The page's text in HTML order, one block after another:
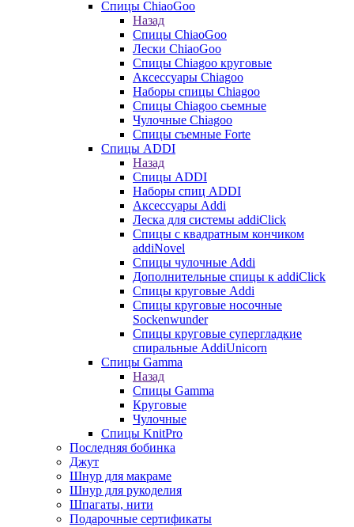
Спицы ChiaoGoo
Назад
Спицы ChiaoGoo
Лески ChiaoGoo
Cпицы Сhiagoo круговые
Аксессуары Chiagoo
Наборы спицы Chiagoo
Спицы Chiagoo сьемные
Чулочные Chiagoo
Спицы съемные Forte
Спицы ADDI
Назад
Спицы ADDI
Наборы спиц ADDI
Аксессуары Addi
Леска для системы addiClick
Спицы с квадратным кончиком
addiNovel
Спицы чулочные Addi
Дополнительные спицы к addiClick
Спицы круговые Addi
Спицы круговые носочные
Sockenwunder
Спицы круговые супергладкие
спиральные AddiUnicorn
Спицы Gamma
Назад
Спицы Gamma
Круговые
Чулочные
Спицы KnitPro
Последняя бобинка
Джут
Шнур для макраме
Шнур для рукоделия
Шпагаты, нити
Подарочные сертификаты